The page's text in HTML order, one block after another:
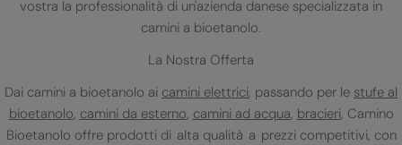
vostra la professionalità di un'azienda danese specializzata in
camini a bioetanolo.
La Nostra Offerta
Dai camini a bioetanolo ai camini elettrici, passando per le stufe al
bioetanolo, camini da esterno, camini ad acqua, bracieri, Camino
Bioetanolo offre prodotti di alta qualità a prezzi competitivi, con